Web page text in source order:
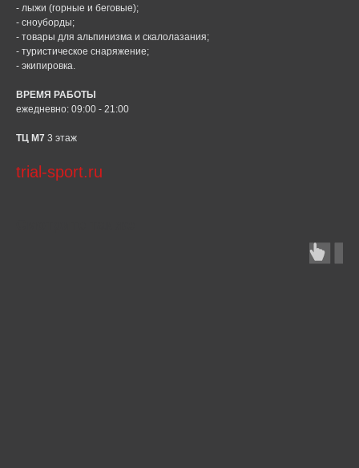
- лыжи (горные и беговые);
- сноуборды;
- товары для альпинизма и скалолазания;
- туристическое снаряжение;
- экипировка.
ВРЕМЯ РАБОТЫ
ежедневно: 09:00 - 21:00
ТЦ М7 3 этаж
trial-sport.ru